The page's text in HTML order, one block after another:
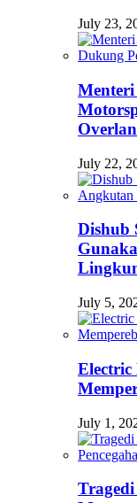
July 23,
July 22,
Dishub
July 5,
Electric
July 1,